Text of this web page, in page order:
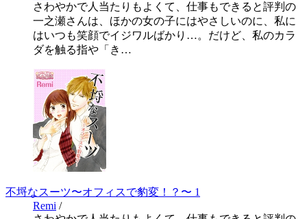
さわやかで人当たりもよくて、仕事もできると評判の
一之瀬さんは、ほかの女の子にはやさしいのに、私に
はいつも笑顔でイジワルばかり…。だけど、私のカラ
ダを触る指や「き…
不埒なスーツ〜オフィスで豹変！？〜 1
Remi /